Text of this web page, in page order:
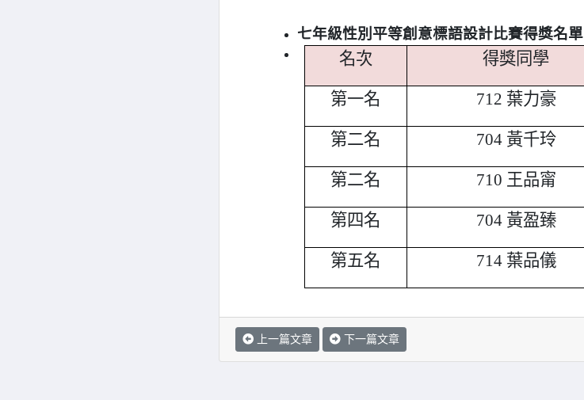
七年級性別平等創意標語設計比賽得獎名單
名次 得獎同學
第一名 712 葉力豪
第二名 704 黃千玲
第二名 710 王品甯
第四名 704 黃盈臻
第五名 714 葉品儀
上一篇文章 下一篇文章